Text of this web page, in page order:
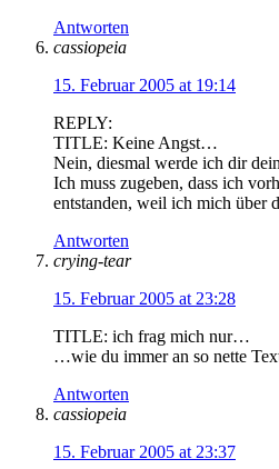
Antworten
cassiopeia
15. Februar 2005 at 19:14
REPLY:
TITLE: Keine Angst…
Nein, diesmal werde ich dir
Ich muss zugeben, dass ich
entstanden, weil ich mich über
Antworten
crying-tear
15. Februar 2005 at 23:28
TITLE: ich frag mich nur…
…wie du immer an so nette
Antworten
cassiopeia
15. Februar 2005 at 23:37